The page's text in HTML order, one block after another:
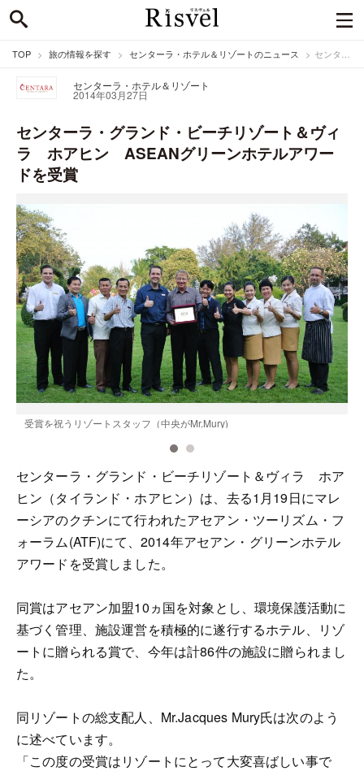
TOP 旅の情報を探す センターラ・ホテル＆リゾートのニュース センターラ・グランド・ビーチリゾート＆ヴィラ ホアヒン ASEANグリーンホテルアワードを受賞
センターラ・ホテル＆リゾート
2014年03月27日
センターラ・グランド・ビーチリゾート＆ヴィ
ラ ホアヒン ASEANグリーンホテルアワー
ドを受賞
受賞を祝うリゾートスタッフ（中央がMr.Mury)
センターラ・グランド・ビーチリゾート＆ヴィラ ホア
ヒン（タイランド・ホアヒン）は、去る1月19日にマレ
ーシアのクチンにて行われたアセアン・ツーリズム・フ
ォーラム(ATF)にて、2014年アセアン・グリーンホテル
アワードを受賞しました。
同賞はアセアン加盟10ヵ国を対象とし、環境保護活動に
基づく管理、施設運営を積極的に遂行するホテル、リゾ
ートに贈られる賞で、今年は計86件の施設に贈られまし
た。
同リゾートの総支配人、Mr.Jacques Mury氏は次のよう
に述べています。
「この度の受賞はリゾートにとって大変喜ばしい事で